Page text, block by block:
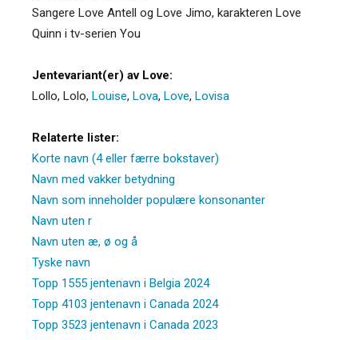
Sangere Love Antell og Love Jimo, karakteren Love
Quinn i tv-serien You
Jentevariant(er) av Love:
Lollo, Lolo, Louise, Lova, Love, Lovisa
Relaterte lister:
Korte navn (4 eller færre bokstaver)
Navn med vakker betydning
Navn som inneholder populære konsonanter
Navn uten r
Navn uten æ, ø og å
Tyske navn
Topp 1555 jentenavn i Belgia 2024
Topp 4103 jentenavn i Canada 2024
Topp 3523 jentenavn i Canada 2023